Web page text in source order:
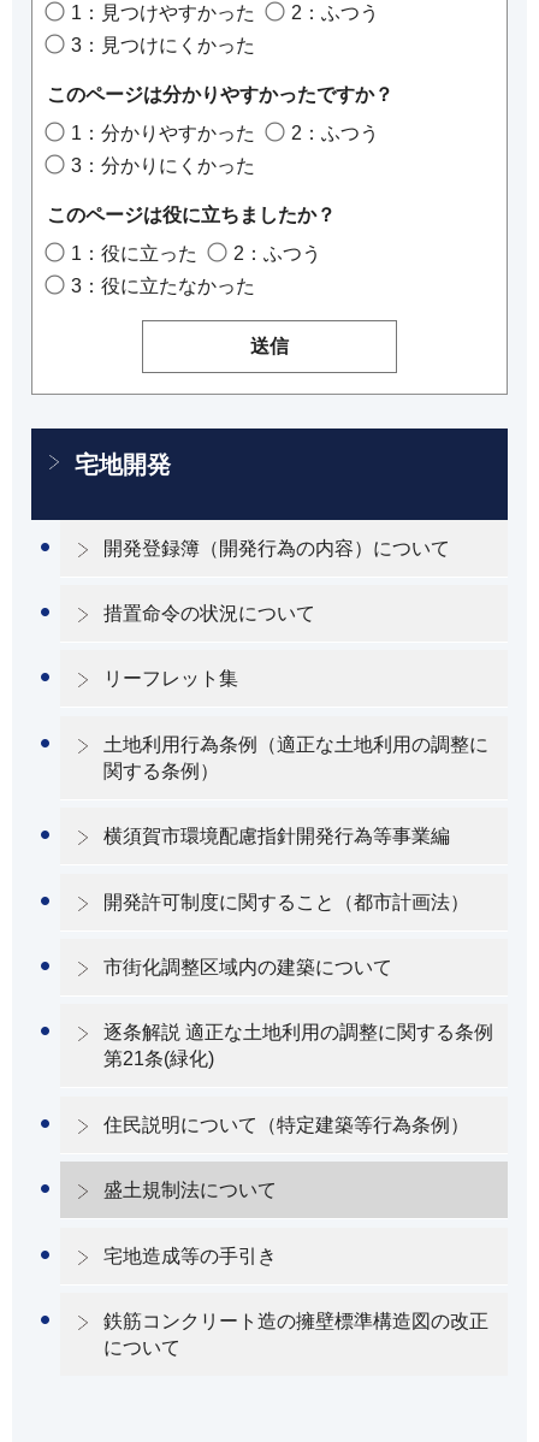
1：見つけやすかった
2：ふつう
3：見つけにくかった
このページは分かりやすかったですか？
1：分かりやすかった
2：ふつう
3：分かりにくかった
このページは役に立ちましたか？
1：役に立った
2：ふつう
3：役に立たなかった
宅地開発
開発登録簿（開発行為の内容）について
措置命令の状況について
リーフレット集
土地利用行為条例（適正な土地利用の調整に
関する条例）
横須賀市環境配慮指針開発行為等事業編
開発許可制度に関すること（都市計画法）
市街化調整区域内の建築について
逐条解説 適正な土地利用の調整に関する条例
第21条(緑化)
住民説明について（特定建築等行為条例）
盛土規制法について
宅地造成等の手引き
鉄筋コンクリート造の擁壁標準構造図の改正
について